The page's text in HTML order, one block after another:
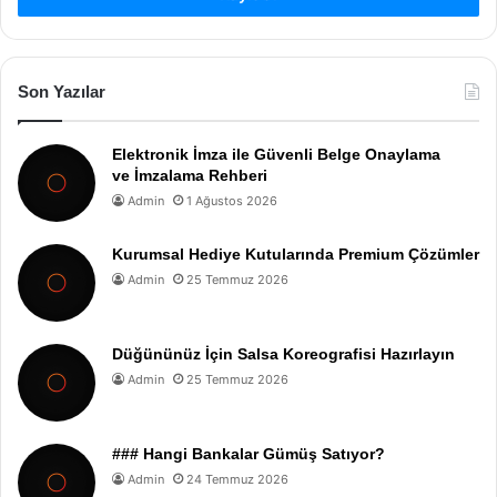
Son Yazılar
Elektronik İmza ile Güvenli Belge Onaylama
ve İmzalama Rehberi
Admin 1 Ağustos 2026
Kurumsal Hediye Kutularında Premium Çözümler
Admin 25 Temmuz 2026
Düğününüz İçin Salsa Koreografisi Hazırlayın
Admin 25 Temmuz 2026
### Hangi Bankalar Gümüş Satıyor?
Admin 24 Temmuz 2026